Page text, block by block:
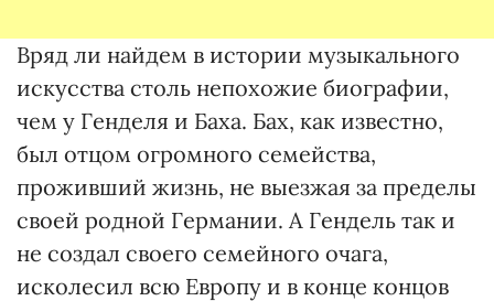
Вряд ли найдем в истории музыкального
искусства столь непохожие биографии,
чем у Генделя и Баха. Бах, как известно,
был отцом огромного семейства,
проживший жизнь, не выезжая за пределы
своей родной Германии. А Гендель так и
не создал своего семейного очага,
исколесил всю Европу и в конце концов